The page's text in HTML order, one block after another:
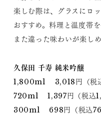
楽しむ際は、グラスにロ
おすすめ。料理と温度帯
また違った味わいが楽しめ
久保田 千寿 純米吟醸
1,800ml 3,018円（税込
720ml 1,397円（税込
300ml 698円（税込